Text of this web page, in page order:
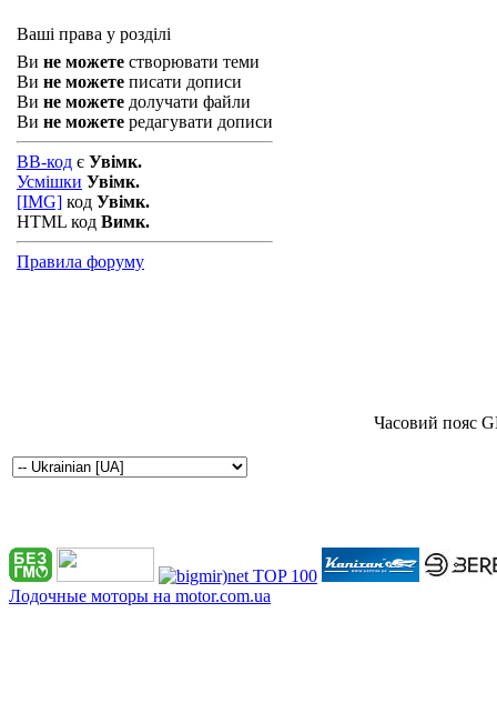
Ваші права у розділі
Ви не можете створювати теми
Ви не можете писати дописи
Ви не можете долучати файли
Ви не можете редагувати дописи
BB-код є Увімк.
Усмішки Увімк.
[IMG] код Увімк.
HTML код Вимк.
Правила форуму
Часовий пояс
Лодочные моторы на motor.com.ua